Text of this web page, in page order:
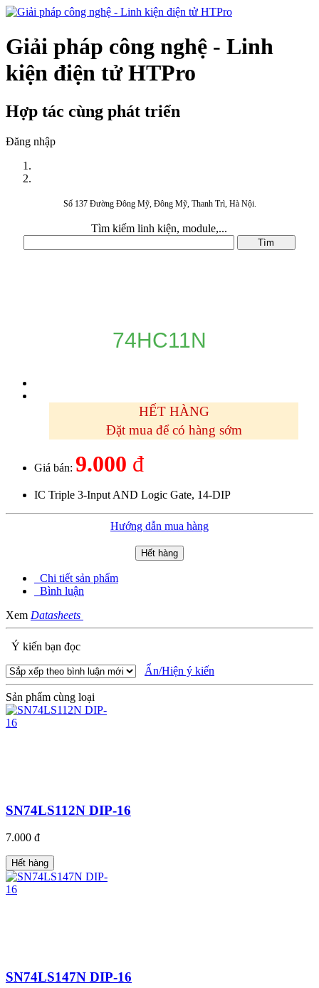
Giải pháp công nghệ - Linh
kiện điện tử HTPro
Hợp tác cùng phát triển
Đăng nhập
Số 137 Đường Đông Mỹ, Đông Mỹ, Thanh Trì, Hà Nội.
Tìm kiếm linh kiện, module,...
74HC11N
HẾT HÀNG
Đặt mua để có hàng sớm
Giá bán: 9.000 đ
IC Triple 3-Input AND Logic Gate, 14-DIP
Hướng dẫn mua hàng
Hết hàng
Chi tiết sản phẩm
Bình luận
Xem Datasheets
Ý kiến bạn đọc
Ẩn/Hiện ý kiến
Sản phẩm cùng loại
SN74LS112N DIP-16
7.000 đ
Hết hàng
SN74LS147N DIP-16